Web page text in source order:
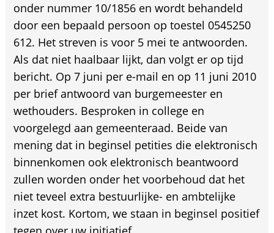
onder nummer 10/1856 en wordt behandeld
door een bepaald persoon op toestel 0545250
612. Het streven is voor 5 mei te antwoorden.
Als dat niet haalbaar lijkt, dan volgt er op tijd
bericht. Op 7 juni per e-mail en op 11 juni 2010
per brief antwoord van burgemeester en
wethouders. Besproken in college en
voorgelegd aan gemeenteraad. Beide van
mening dat in beginsel petities die elektronisch
binnenkomen ook elektronisch beantwoord
zullen worden onder het voorbehoud dat het
niet teveel extra bestuurlijke- en ambtelijke
inzet kost. Kortom, we staan in beginsel positief